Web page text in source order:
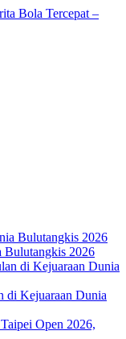
Bulutangkis 2026
di Kejuaraan Dunia